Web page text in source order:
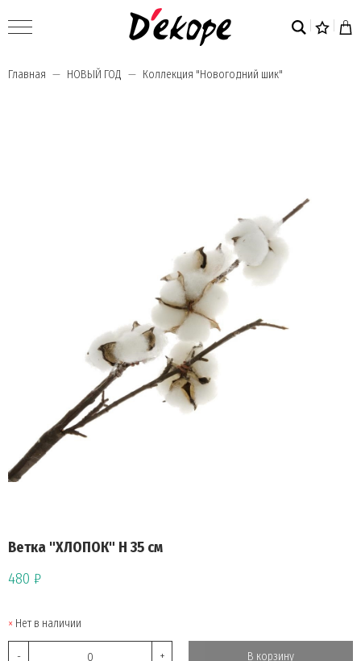
Главная НОВЫЙ ГОД Коллекция "Новогодний шик"
Ветка "ХЛОПОК" Н 35 см
480 ₽
Нет в наличии
- + В корзину